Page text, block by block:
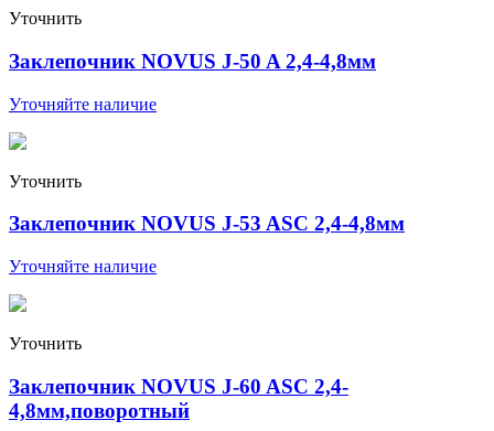
Уточнить
Заклепочник NOVUS J-50 A 2,4-4,8мм
Уточняйте наличие
Уточнить
Заклепочник NOVUS J-53 ASC 2,4-4,8мм
Уточняйте наличие
Уточнить
Заклепочник NOVUS J-60 ASC 2,4-
4,8мм,поворотный